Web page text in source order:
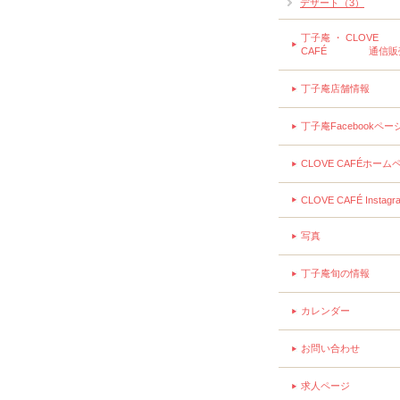
デザート（3）
丁子庵 ・ CLOVE
CAFÉ 通信販
丁子庵店舗情報
丁子庵Facebookペー
CLOVE CAFÉホーム
CLOVE CAFÉ
写真
丁子庵旬の情報
カレンダー
お問い合わせ
求人ページ